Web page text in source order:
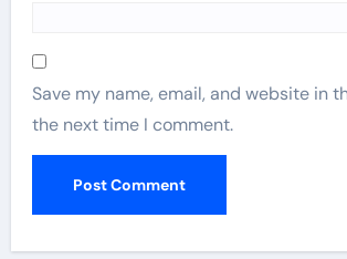
Save my name, email, and website in
the next time I comment.